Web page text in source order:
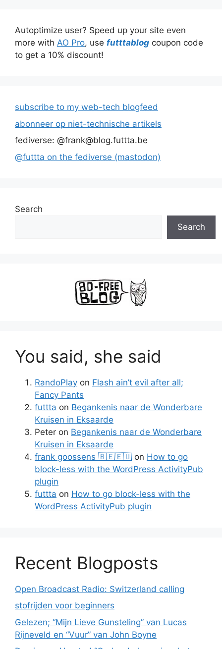
Autoptimize user? Speed up your site even
more with AO Pro, use futttablog coupon code
to get a 10% discount!
subscribe to my web-tech blogfeed
abonneer op niet-technische artikels
fediverse: @frank@blog.futtta.be
@futtta on the fediverse (mastodon)
Search
Search
You said, she said
RandoPlay on Flash ain’t evil after all;
Fancy Pants
futtta on Begankenis naar de Wonderbare
Kruisen in Eksaarde
Peter on Begankenis naar de Wonderbare
Kruisen in Eksaarde
frank goossens 🇧🇪🇪🇺 on How to go
block-less with the WordPress ActivityPub
plugin
futtta on How to go block-less with the
WordPress ActivityPub plugin
Recent Blogposts
Open Broadcast Radio: Switzerland calling
stofrijden voor beginners
Gelezen; “Mijn Lieve Gunsteling” van Lucas
Rijneveld en “Vuur” van John Boyne